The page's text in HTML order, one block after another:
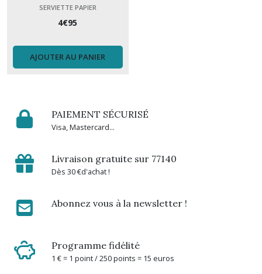
SERVIETTE PAPIER
4€95
AJOUTER AU PANIER
PAIEMENT SÉCURISÉ
Visa, Mastercard...
Livraison gratuite sur 77140
Dès 30 €d'achat !
Abonnez vous à la newsletter !
Programme fidélité
1 € = 1 point / 250 points = 15 euros